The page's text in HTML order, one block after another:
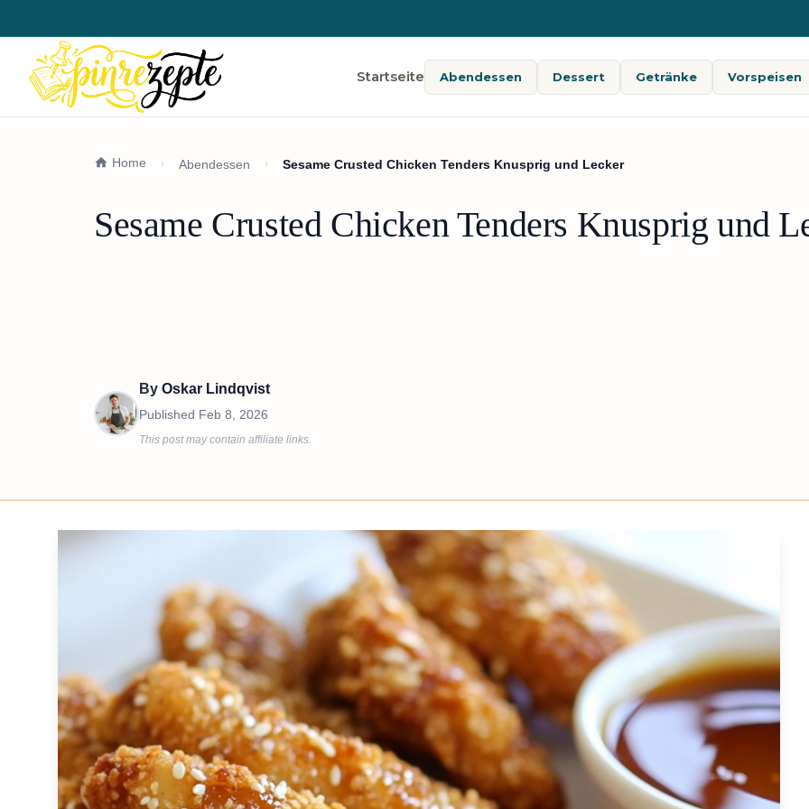
Startseite Abendessen Dessert Getränke Vorspeisen
Home Abendessen Sesame Crusted Chicken Tenders Knusprig und Lecker
Sesame Crusted Chicken Tenders Knusprig und
By Oskar Lindqvist
Published Feb 8, 2026
This post may contain affiliate links.